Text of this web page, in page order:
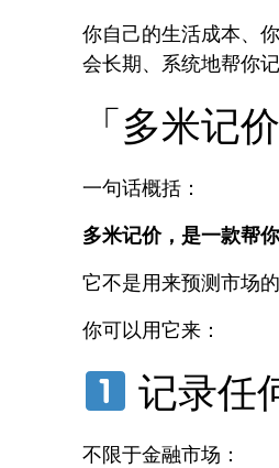
你自己的生活成本、
会长期、系统地帮你记
「多米记
一句话概括：
多米记价，是一款帮
它不是用来预测市场
你可以用它来：
记录任
不限于金融市场：